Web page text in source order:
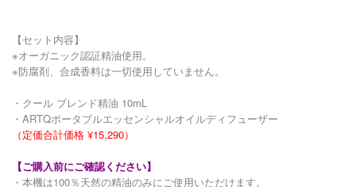
【セット内容】
※オーガニック認証精油使用。
※防腐剤、合成香料は一切使用していません。
・クール ブレンド精油 10mL
・ARTQポータブルエッセンシャルオイルディフューザー
（定価合計価格 ¥15,290）
【ご購入前にご確認ください】
・本機は100％天然の精油のみにご使用いただけます。